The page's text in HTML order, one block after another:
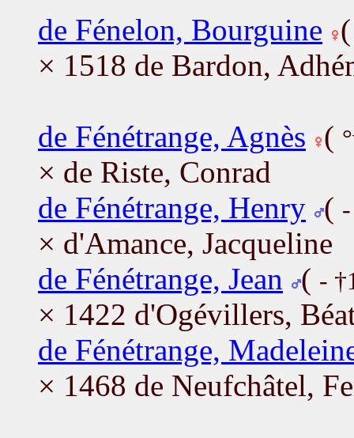
de Fénelon, Bourguine
× 1518 de Bardon,
de Fénétrange, Agnès (
× de Riste, Conrad
de Fénétrange, Henry (
× d'Amance, Jacqueline
de Fénétrange, Jean
( -
× 1422 d'Ogévillers,
de Fénétrange,
× 1468 de Neufchâtel,